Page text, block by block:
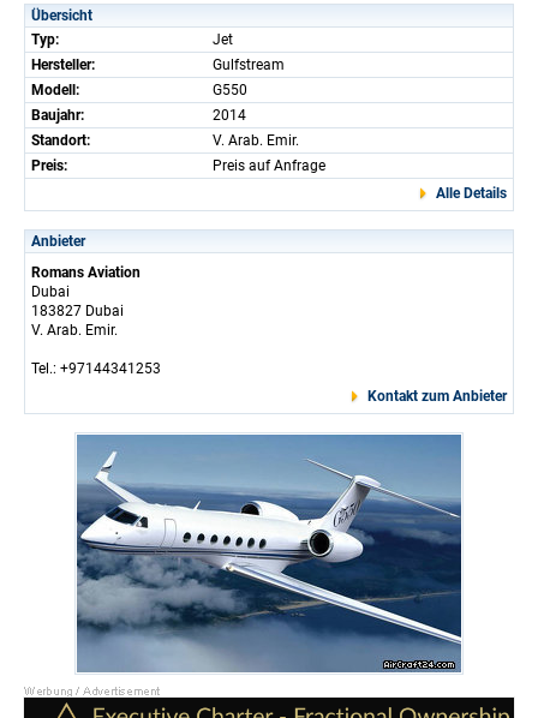
Übersicht
Typ:
Jet
Hersteller:
Gulfstream
Modell:
G550
Baujahr:
2014
Standort:
V. Arab. Emir.
Preis:
Preis auf Anfrage
Alle Details
Anbieter
Romans Aviation
Dubai
183827 Dubai
V. Arab. Emir.
Tel.: +97144341253
Kontakt zum Anbieter